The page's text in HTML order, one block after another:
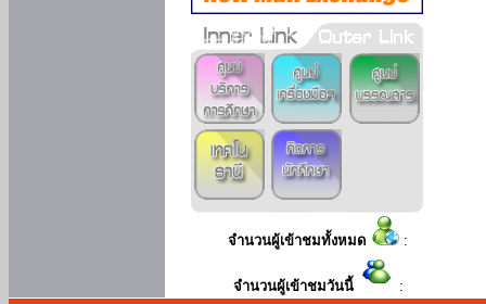
จำนวนผู้เข้าชมทั้งหมด :
จำนวนผู้เข้าชมวันนี้ :